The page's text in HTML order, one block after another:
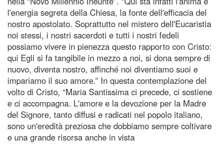
l'energia segreta della Chiesa, la fonte dell'efficacia del
nostro apostolato. Soprattutto nel mistero dell'Eucaristia
noi stessi, i nostri sacerdoti e tutti i nostri fedeli
possiamo vivere in pienezza questo rapporto con Cristo:
qui Egli si fa tangibile in mezzo a noi, si dona sempre di
nuovo, diventa nostro, affinché noi diventiamo suoi e
impariamo il suo amore.” In questa contemplazione del
volto di Cristo, “Maria Santissima ci precede, ci sostiene
e ci accompagna. L'amore e la devozione per la Madre
del Signore, tanto diffusi e radicati nel popolo italiano,
sono un'eredità preziosa che dobbiamo sempre coltivare
e una grande risorsa anche in vista